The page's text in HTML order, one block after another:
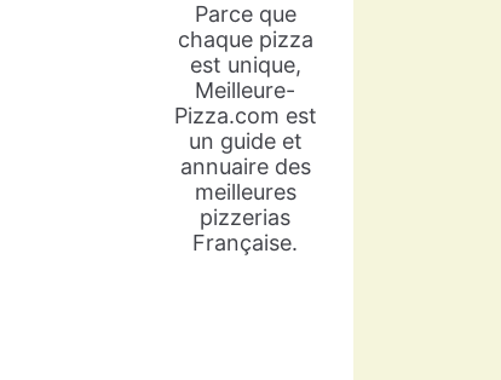
Parce que
chaque pizza
est unique,
Meilleure-
Pizza.com est
un guide et
annuaire des
meilleures
pizzerias
Française.